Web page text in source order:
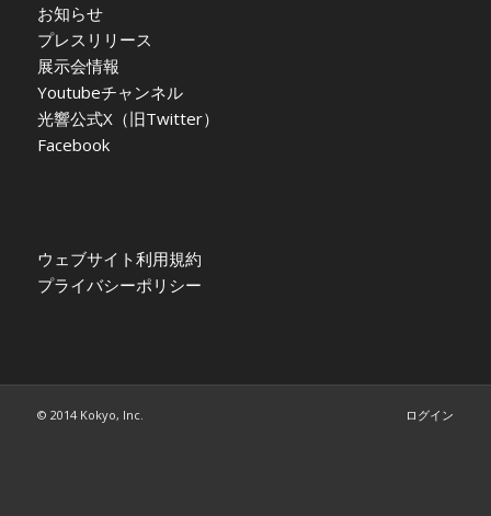
お知らせ
プレスリリース
展示会情報
Youtubeチャンネル
光響公式X（旧Twitter）
Facebook
ウェブサイト利用規約
プライバシーポリシー
© 2014 Kokyo, Inc. ログイン